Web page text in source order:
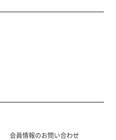
会員情報のお問い合わせ